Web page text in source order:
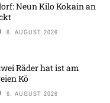
Neun Kilo Kokain an
6. AUGUST 2026
Räder hat ist am
Kö
6. AUGUST 2026